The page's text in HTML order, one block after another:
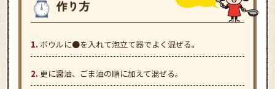
ボウルに●を入れて泡立て器でよく混ぜる。
更に醤油、ごま油の順に加えて混ぜる。